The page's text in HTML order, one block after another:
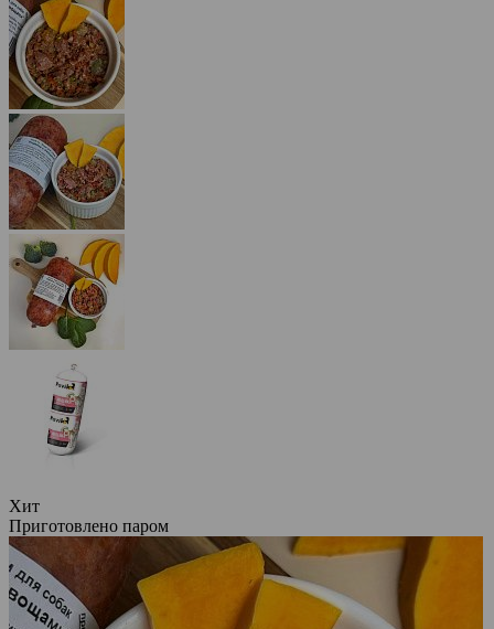
Хит
Приготовлено паром